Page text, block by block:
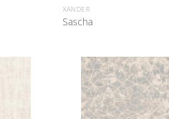
XANDER
Sascha